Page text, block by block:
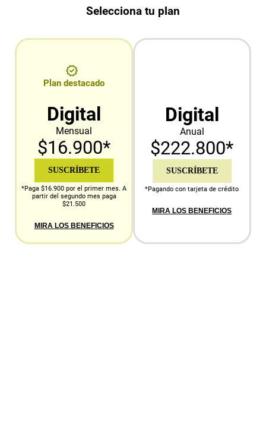
Selecciona tu plan
Plan destacado
Digital
Mensual
$16.900*
SUSCRÍBETE
*Paga $16.900 por el primer mes. A
partir del segundo mes paga
$21.500
MIRA LOS BENEFICIOS
Digital
Anual
$222.800*
SUSCRÍBETE
*Pagando con tarjeta de crédito
MIRA LOS BENEFICIOS